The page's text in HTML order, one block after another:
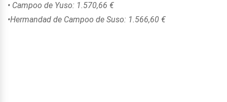
• Campoo de Yuso: 1.570,66 €
•Hermandad de Campoo de Suso: 1.566,60 €